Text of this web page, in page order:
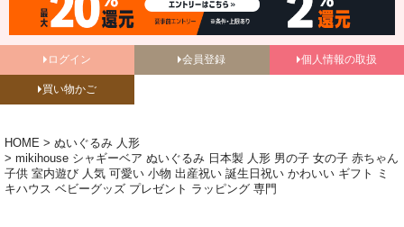
ログイン 会員登録 個人情報の取扱
買い物かご
HOME
ぬいぐるみ 人形
mikihouse シャギーベア ぬいぐるみ 日本製 人形 男の子 女の子 赤ちゃん
子供 室内遊び 人気 可愛い 小物 出産祝い 誕生日祝い かわいい ギフト ミ
キハウス ベビーグッズ プレゼント ラッピング 専門